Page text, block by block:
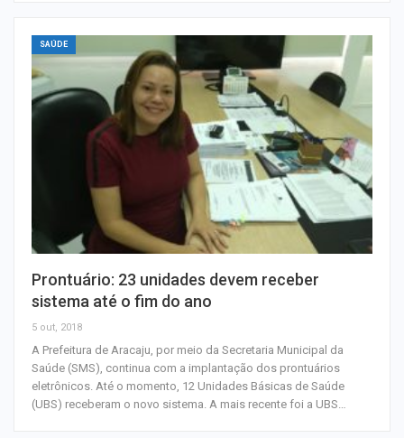
SAÚDE
Prontuário: 23 unidades devem receber
sistema até o fim do ano
5 out, 2018
A Prefeitura de Aracaju, por meio da Secretaria Municipal da
Saúde (SMS), continua com a implantação dos prontuários
eletrônicos. Até o momento, 12 Unidades Básicas de Saúde
(UBS) receberam o novo sistema. A mais recente foi a UBS…